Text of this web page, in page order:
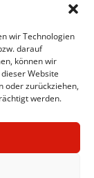
wir Technologien
darauf
können wir
Website
oder zurückziehen,
werden.